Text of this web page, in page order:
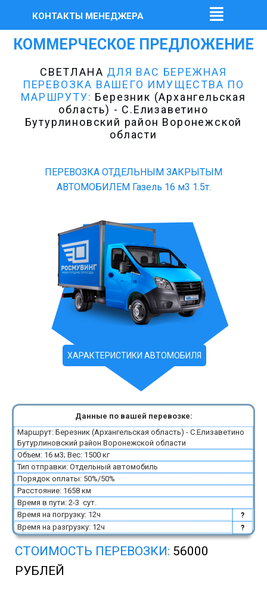
КОНТАКТЫ МЕНЕДЖЕРА
КОММЕРЧЕСКОЕ ПРЕДЛОЖЕНИЕ
СВЕТЛАНА ДЛЯ ВАС БЕРЕЖНАЯ
ПЕРЕВОЗКА ВАШЕГО ИМУЩЕСТВА ПО
МАРШРУТУ: Березник (Архангельская
область) - С.Елизаветино
Бутурлиновский район Воронежской
области
ПЕРЕВОЗКА ОТДЕЛЬНЫМ ЗАКРЫТЫМ
АВТОМОБИЛЕМ Газель 16 м3 1.5т.
ХАРАКТЕРИСТИКИ АВТОМОБИЛЯ
Данные по вашей перевозке:
Маршрут: Березник (Архангельская область) - С.Елизаветино
Бутурлиновский район Воронежской области
Объем: 16 м3; Вес: 1500 кг
Тип отправки: Отдельный автомобиль
Порядок оплаты: 50%/50%
Расстояние: 1658 км
Время в пути: 2-3 сут.
Время на погрузку: 12ч
?
Время на разгрузку: 12ч ?
СТОИМОСТЬ ПЕРЕВОЗКИ: 56000
РУБЛЕЙ